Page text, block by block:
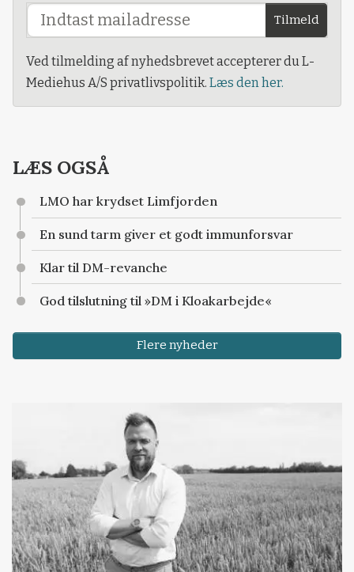
Tilmeld
Ved tilmelding af nyhedsbrevet accepterer du L-
Mediehus A/S privatlivspolitik. Læs den her.
LÆS OGSÅ
LMO har krydset Limfjorden
En sund tarm giver et godt immunforsvar
Klar til DM-revanche
God tilslutning til »DM i Kloakarbejde«
Flere nyheder